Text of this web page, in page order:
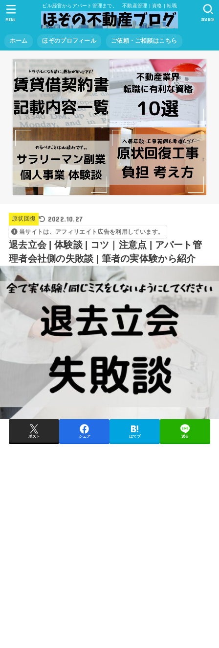
ビル経営からアパート管理まで。 不動産管理 | 資格 | 転職
ホーム ほぞのプロフィール ご依頼・ご相談はこちら
SEARCH
MENU
原状回復 2022.10.27
当サイトは、アフィリエイト広告を利用しています。
退去立会 | 体験談 | コツ｜注意点 | アパート管
理者会社側の失敗談 | 筆者の実体験から紹介
ポスト シェア はてブ 送る